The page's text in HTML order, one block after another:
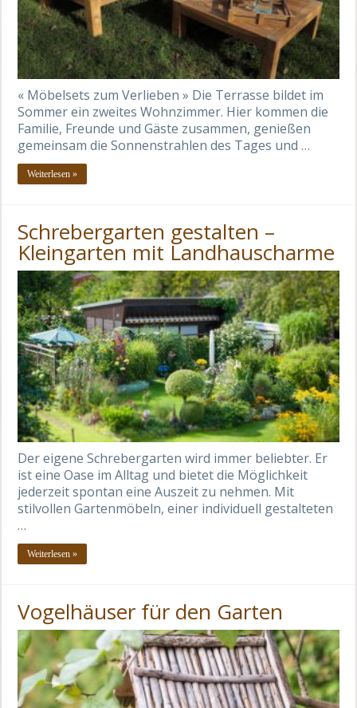
« Möbelsets zum Verlieben » Die Terrasse bildet im
Sommer ein zweites Wohnzimmer. Hier kommen die
Familie, Freunde und Gäste zusammen, genießen
gemeinsam die Sonnenstrahlen des Tages und …
Weiterlesen »
Schrebergarten gestalten –
Kleingarten mit Landhauscharme
Der eigene Schrebergarten wird immer beliebter. Er
ist eine Oase im Alltag und bietet die Möglichkeit
jederzeit spontan eine Auszeit zu nehmen. Mit
stilvollen Gartenmöbeln, einer individuell gestalteten
…
Weiterlesen »
Vogelhäuser für den Garten